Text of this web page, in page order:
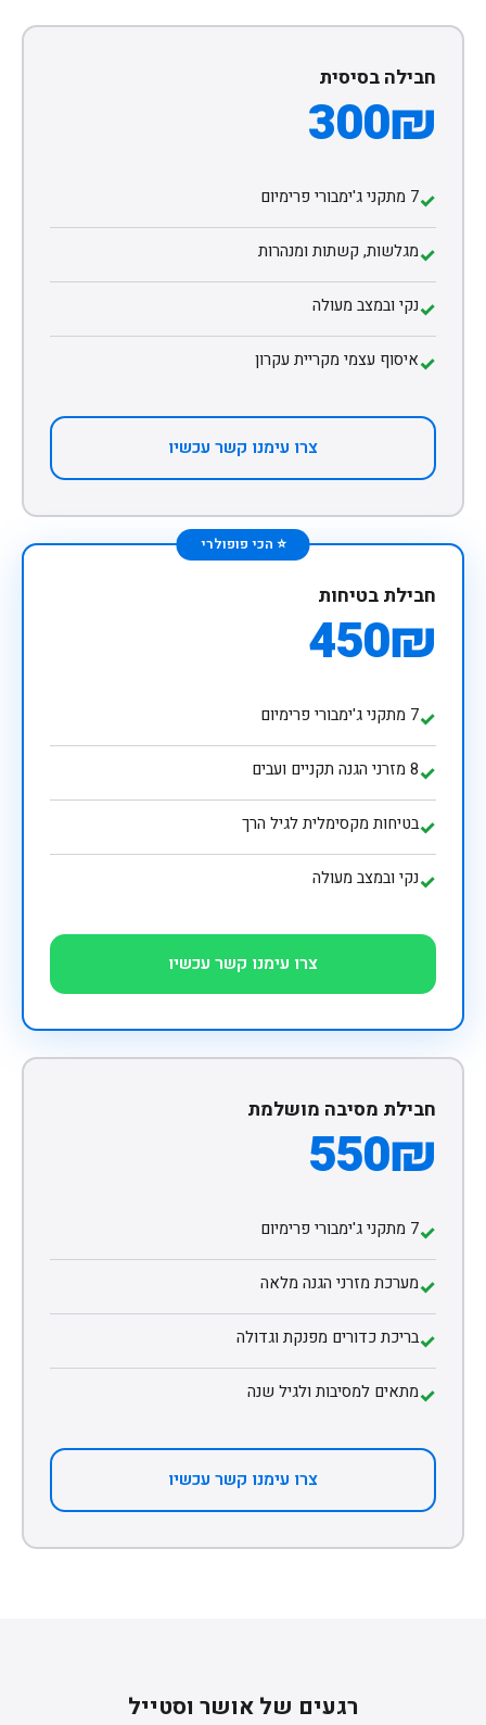
חבילה בסיסית
300₪
✓7 מתקני ג'ימבורי פרימיום
✓מגלשות, קשתות ומנהרות
✓נקי ובמצב מעולה
✓איסוף עצמי מקריית עקרון
צרו עימנו קשר עכשיו
⭐ הכי פופולרי
חבילת בטיחות
450₪
✓7 מתקני ג'ימבורי פרימיום
✓8 מזרני הגנה תקניים ועבים
✓בטיחות מקסימלית לגיל הרך
✓נקי ובמצב מעולה
צרו עימנו קשר עכשיו
חבילת מסיבה מושלמת
550₪
✓7 מתקני ג'ימבורי פרימיום
✓מערכת מזרני הגנה מלאה
✓בריכת כדורים מפנקת וגדולה
✓מתאים למסיבות ולגיל שנה
צרו עימנו קשר עכשיו
רגעים של אושר וסטייל